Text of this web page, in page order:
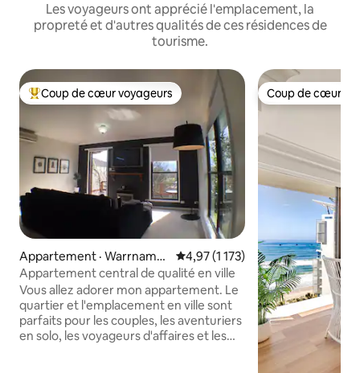
Les voyageurs ont apprécié l'emplacement, la
propreté et d'autres qualités de ces résidences de
tourisme.
Coup de cœur voyageurs parmi les plus aimés
Coup de cœur voyageurs
Appartement · Warrnamb
ool
Note moyenne de 4,97 sur 5, 1
4,97 (1 173)
Appartement central de qualité en ville
Vous allez adorer mon appartement. Le
quartier et l'emplacement en ville sont
parfaits pour les couples, les aventuriers
en solo, les voyageurs d'affaires et les
Coup de cœur
Coup de cœur